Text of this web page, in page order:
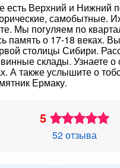
есть Верхний и Нижний
самобытные.
Мы погуляем по
память о 17-18 веках.
столицы Сибири.
склады. Узнаете
А также услышите о
Ермаку.
5
52 отзыва